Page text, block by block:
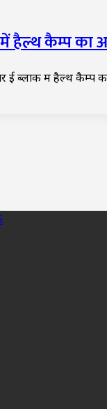
में हैल्थ कैम्प का
ई ब्लाक में हैल्थ कैम्प